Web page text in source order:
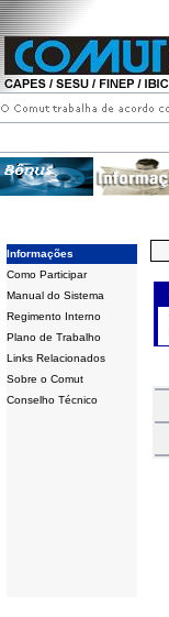
Informações
Como Participar
Manual do Sistema
Regimento Interno
Plano de Trabalho
Links Relacionados
Sobre o Comut
Conselho Técnico